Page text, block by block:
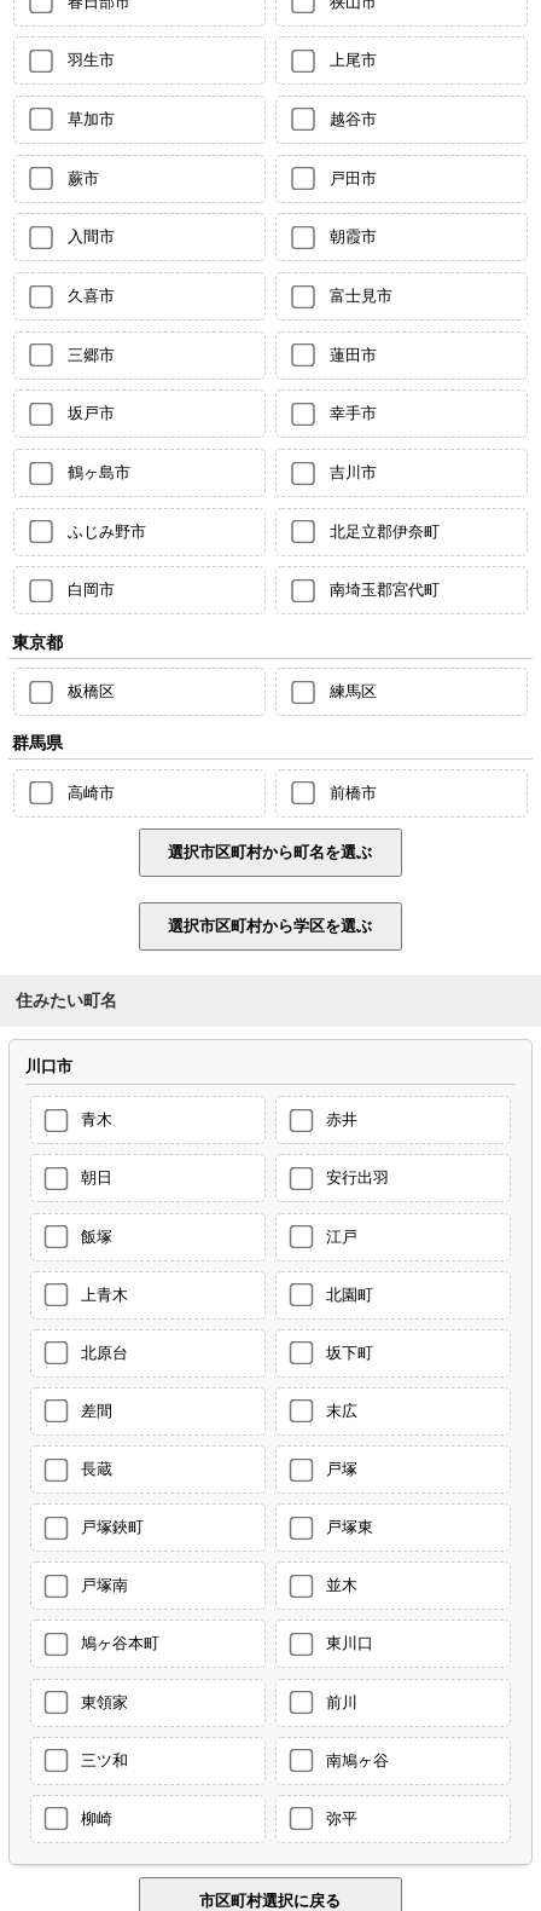
羽生市 上尾市
草加市 越谷市
蕨市 戸田市
入間市 朝霞市
久喜市 富士見市
三郷市 蓮田市
坂戸市 幸手市
鶴ヶ島市 吉川市
ふじみ野市 北足立郡伊奈町
白岡市 南埼玉郡宮代町
東京都
板橋区 練馬区
群馬県
高崎市 前橋市
住みたい町名
川口市
青木 赤井
朝日 安行出羽
飯塚 江戸
上青木 北園町
北原台 坂下町
差間 末広
長蔵 戸塚
戸塚鋏町 戸塚東
戸塚南 並木
鳩ヶ谷本町 東川口
東領家 前川
三ツ和 南鳩ヶ谷
柳崎 弥平